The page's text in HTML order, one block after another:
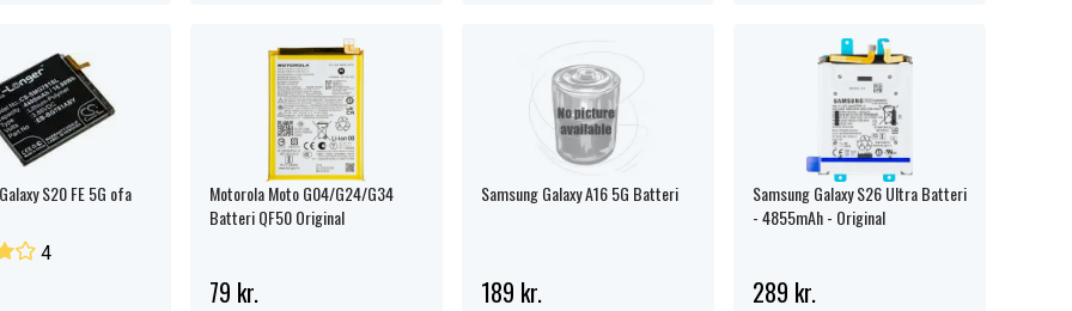
S20 FE 5G ofa
4
Motorola Moto G04/G24/G34
Batteri QF50 Original
79 kr.
Samsung Galaxy A16 5G Batteri
189 kr.
Samsung Galaxy S26 Ultra Batteri
- 4855mAh - Original
289 kr.